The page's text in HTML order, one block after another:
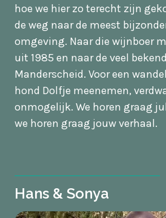
hoe we hier zo terecht zijn
de weg naar de meest
omgeving. Naar die wijnboer
uit 1985 en naar de veel
Manderscheid. Voor een
hond Dolfje meenemen,
onmogelijk. We horen graag
we horen graag jouw verhaal.
Hans & Sonya